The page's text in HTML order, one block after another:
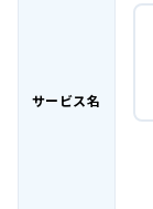
サービス名